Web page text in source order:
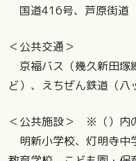
国道416号、芦原街道
＜公共交通＞
京福バス（幾久新田塚
ど）、えちぜん鉄道（八
＜公共施設＞ ※（）内
明新小学校、灯明寺中